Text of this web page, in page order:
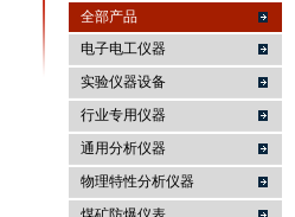
麦科仪（北京）科技有限公司
全部产品
电子电工仪器
实验仪器设备
行业专用仪器
通用分析仪器
物理特性分析仪器